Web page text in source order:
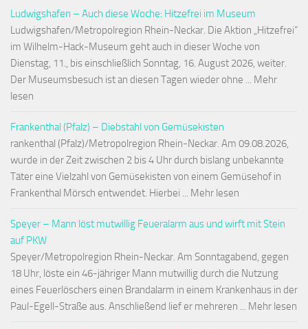
Ludwigshafen – Auch diese Woche: Hitzefrei im Museum
Ludwigshafen/Metropolregion Rhein-Neckar. Die Aktion „Hitzefrei“
im Wilhelm-Hack-Museum geht auch in dieser Woche von
Dienstag, 11., bis einschließlich Sonntag, 16. August 2026, weiter.
Der Museumsbesuch ist an diesen Tagen wieder ohne ... Mehr
lesen
Frankenthal (Pfalz) – Diebstahl von Gemüsekisten
rankenthal (Pfalz)/Metropolregion Rhein-Neckar. Am 09.08.2026,
wurde in der Zeit zwischen 2 bis 4 Uhr durch bislang unbekannte
Täter eine Vielzahl von Gemüsekisten von einem Gemüsehof in
Frankenthal Mörsch entwendet. Hierbei ... Mehr lesen
Speyer – Mann löst mutwillig Feueralarm aus und wirft mit Stein
auf PKW
Speyer/Metropolregion Rhein-Neckar. Am Sonntagabend, gegen
18 Uhr, löste ein 46-jähriger Mann mutwillig durch die Nutzung
eines Feuerlöschers einen Brandalarm in einem Krankenhaus in der
Paul-Egell-Straße aus. Anschließend lief er mehreren ... Mehr lesen